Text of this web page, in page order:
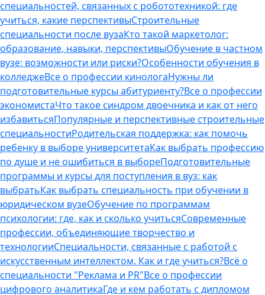
специальностей, связанных с робототехникой: где
учиться, какие перспективыСтроительные
специальности после вузаКто такой маркетолог:
образование, навыки, перспективыОбучение в частном
вузе: возможности или риски?Особенности обучения в
колледжеВсе о профессии кинологаНужны ли
подготовительные курсы абитуриенту?Все о профессии
экономистаЧто такое синдром двоечника и как от него
избавитьсяПопулярные и перспективные строительные
специальностиРодительская поддержка: как помочь
ребенку в выборе университетаКак выбрать профессию
по душе и не ошибиться в выбореПодготовительные
программы и курсы для поступления в вуз: как
выбратьКак выбрать специальность при обучении в
юридическом вузеОбучение по программам
психологии: где, как и сколько учитьсяСовременные
профессии, объединяющие творчество и
технологииСпециальности, связанные с работой с
искусственным интеллектом. Как и где учиться?Всё о
специальности "Реклама и PR"Все о профессии
цифрового аналитикаГде и кем работать с дипломом